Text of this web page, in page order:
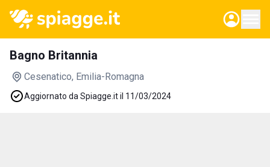
Bagno Britannia
Cesenatico, Emilia-Romagna
Aggiornato da Spiagge.it il 11/03/2024